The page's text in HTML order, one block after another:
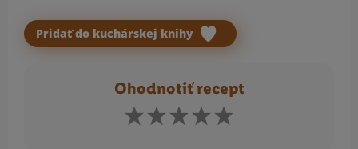
Pridať do kuchárskej knihy
Ohodnotiť recept